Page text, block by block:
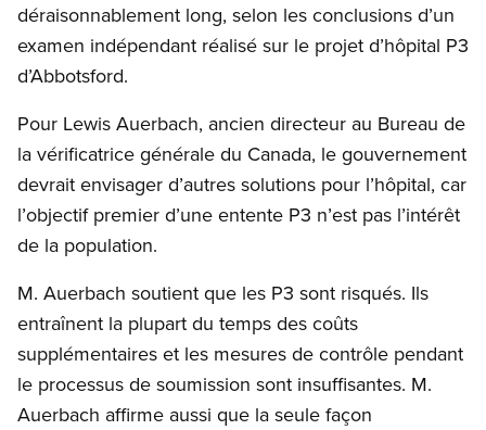
déraisonnablement long, selon les conclusions d’un
examen indépendant réalisé sur le projet d’hôpital P3
d’Abbotsford.
Pour Lewis Auerbach, ancien directeur au Bureau de
la vérificatrice générale du Canada, le gouvernement
devrait envisager d’autres solutions pour l’hôpital, car
l’objectif premier d’une entente P3 n’est pas l’intérêt
de la population.
M. Auerbach soutient que les P3 sont risqués. Ils
entraînent la plupart du temps des coûts
supplémentaires et les mesures de contrôle pendant
le processus de soumission sont insuffisantes. M.
Auerbach affirme aussi que la seule façon